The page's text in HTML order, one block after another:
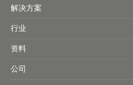
解决方案
行业
资料
公司